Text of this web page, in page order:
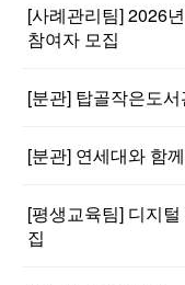
[사례관리팀] 2026
참여자 모집
[분관] 탑골작은도
[분관] 연세대와 함
[평생교육팀] 디지
집